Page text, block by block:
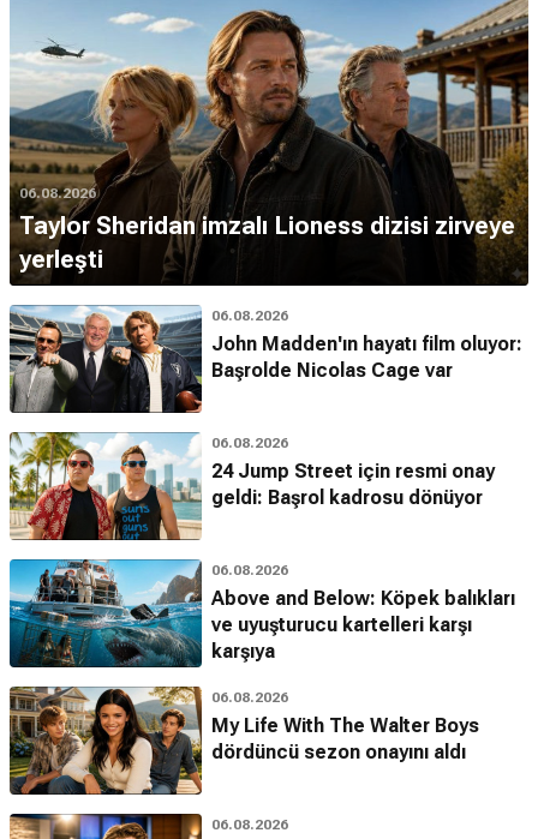
06.08.2026
Taylor Sheridan imzalı Lioness dizisi zirveye
yerleşti
06.08.2026
John Madden'ın hayatı film oluyor:
Başrolde Nicolas Cage var
06.08.2026
24 Jump Street için resmi onay
geldi: Başrol kadrosu dönüyor
06.08.2026
Above and Below: Köpek balıkları
ve uyuşturucu kartelleri karşı
karşıya
06.08.2026
My Life With The Walter Boys
dördüncü sezon onayını aldı
06.08.2026